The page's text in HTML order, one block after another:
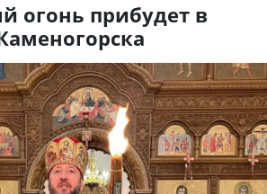
огонь прибудет в